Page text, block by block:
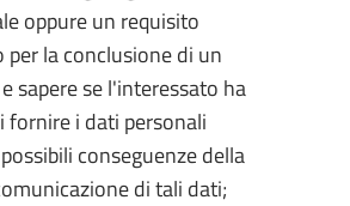
oppure un requisito
per la conclusione di un
sapere se l'interessato ha
fornire i dati personali
conseguenze della
di tali dati;